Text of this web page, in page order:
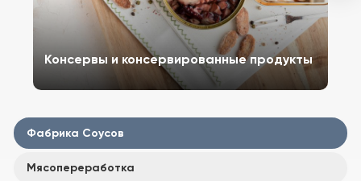
Консервы и консервированные продукты
Фабрика Соусов
Мясопереработка